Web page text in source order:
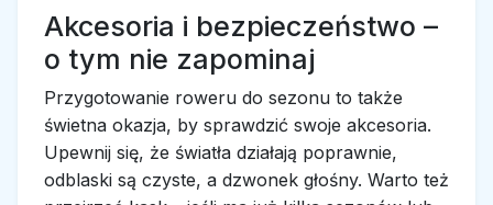
Akcesoria i bezpieczeństwo –
o tym nie zapominaj
Przygotowanie roweru do sezonu to także
świetna okazja, by sprawdzić swoje akcesoria.
Upewnij się, że światła działają poprawnie,
odblaski są czyste, a dzwonek głośny. Warto też